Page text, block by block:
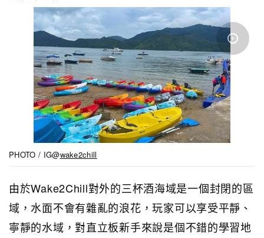
PHOTO / IG@wake2chill
由於Wake2Chill對外的三杯酒海域是一個封閉的區
域，水面不會有雜亂的浪花，玩家可以享受平靜、
寧靜的水域，對直立板新手來說是個不錯的學習地